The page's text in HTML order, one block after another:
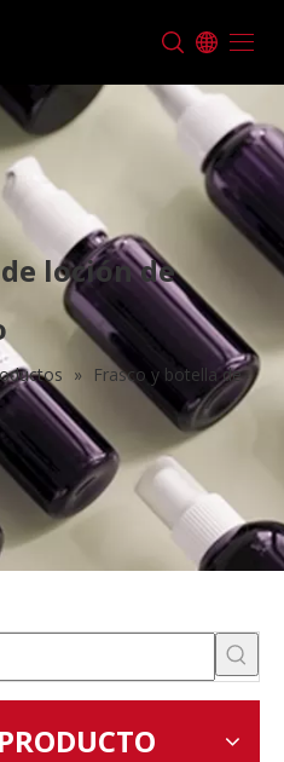
loción de
»
Frasco y botella de